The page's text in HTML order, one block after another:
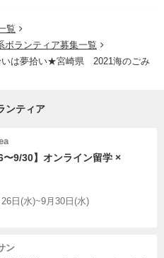
覧
ボランティア募集一覧
は夢拾い★宮崎県 2021海のごみ
ンティア
〜9/30】オンライン留学 ×
日(水)~9月30日(水)
ン